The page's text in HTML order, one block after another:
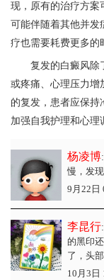
现，原有的治疗方案
可能伴随着其他并发
疗也需要耗费更多的
复发的白癜风除了
或疼痛、心理压力增
的复发，患者应保持
加强自我护理和心理
杨凌博
慢，发
9月22日
李昆行
的黑印
了，头
10月3日